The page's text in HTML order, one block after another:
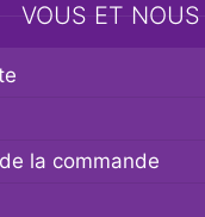
VOUS ET NOUS
la commande